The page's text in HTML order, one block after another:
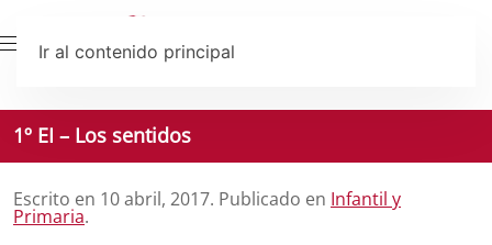
Ir al contenido principal
1º EI – Los sentidos
Escrito en 10 abril, 2017. Publicado en Infantil y
Primaria.